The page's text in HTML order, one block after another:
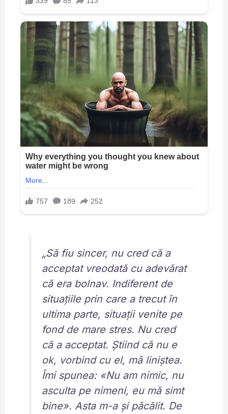
„Să fiu sincer, nu cred că a
acceptat vreodată cu adevărat
că era bolnav. Indiferent de
situațiile prin care a trecut în
ultima parte, situații venite pe
fond de mare stres. Nu cred
că a acceptat. Știind că nu e
ok, vorbind cu el, mă liniștea.
Îmi spunea: «Nu am nimic, nu
asculta pe nimeni, eu mă simt
bine». Asta m-a și păcălit. De